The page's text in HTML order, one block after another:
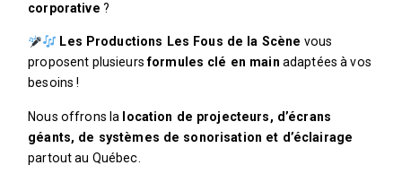
corporative ?
Les Productions Les Fous de la Scène vous
proposent plusieursformules clé en main adaptées à vos
besoins !
Nous offrons la location de projecteurs, d’écrans
géants, de systèmes de sonorisation et d’éclairage
partout au Québec.